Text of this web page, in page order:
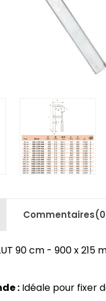
Commentaires
90 cm - 900 x 215
: Idéale pour fixer